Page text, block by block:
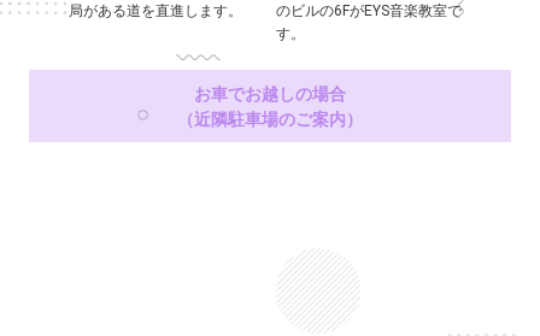
局がある道を直進します。
のビルの6FがEYS音楽教室で
す。
お車でお越しの場合
（近隣駐車場のご案内）